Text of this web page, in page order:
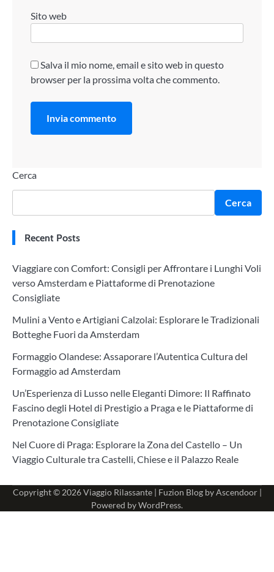
Sito web
Salva il mio nome, email e sito web in questo
browser per la prossima volta che commento.
Cerca
Cerca
Recent Posts
Viaggiare con Comfort: Consigli per Affrontare i Lunghi Voli
verso Amsterdam e Piattaforme di Prenotazione
Consigliate
Mulini a Vento e Artigiani Calzolai: Esplorare le Tradizionali
Botteghe Fuori da Amsterdam
Formaggio Olandese: Assaporare l’Autentica Cultura del
Formaggio ad Amsterdam
Un’Esperienza di Lusso nelle Eleganti Dimore: Il Raffinato
Fascino degli Hotel di Prestigio a Praga e le Piattaforme di
Prenotazione Consigliate
Nel Cuore di Praga: Esplorare la Zona del Castello – Un
Viaggio Culturale tra Castelli, Chiese e il Palazzo Reale
Copyright © 2026Viaggio Rilassante| Fuzion Blog byAscendoor|
Powered byWordPress.